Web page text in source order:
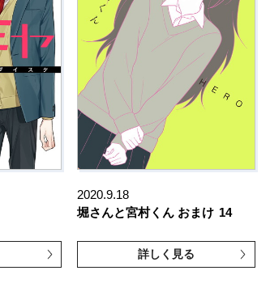
2020.9.18
堀さんと宮村くん おまけ 14
詳しく見る